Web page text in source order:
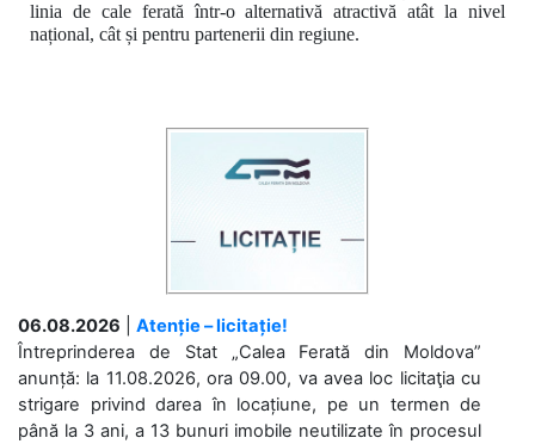
linia de cale ferată într-o alternativă atractivă atât la nivel
național, cât și pentru partenerii din regiune.
06.08.2026
Atenție – licitație!
Întreprinderea de Stat „Calea Ferată din Moldova”
anunță: la 11.08.2026, ora 09.00, va avea loc licitaţia cu
strigare privind darea în locațiune, pe un termen de
până la 3 ani, a 13 bunuri imobile neutilizate în procesul